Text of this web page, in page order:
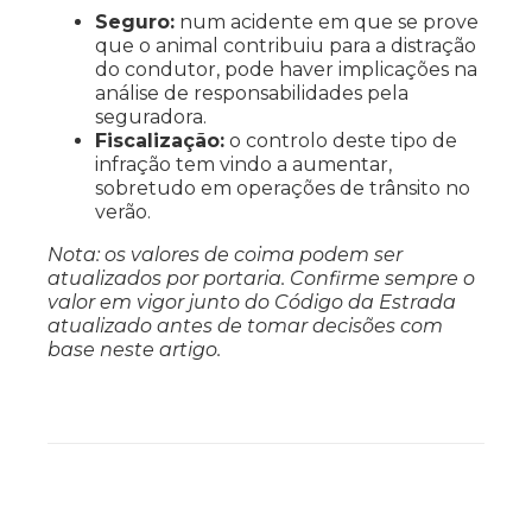
Seguro: num acidente em que se prove
que o animal contribuiu para a distração
do condutor, pode haver implicações na
análise de responsabilidades pela
seguradora.
Fiscalização: o controlo deste tipo de
infração tem vindo a aumentar,
sobretudo em operações de trânsito no
verão.
Nota: os valores de coima podem ser
atualizados por portaria. Confirme sempre o
valor em vigor junto do Código da Estrada
atualizado antes de tomar decisões com
base neste artigo.